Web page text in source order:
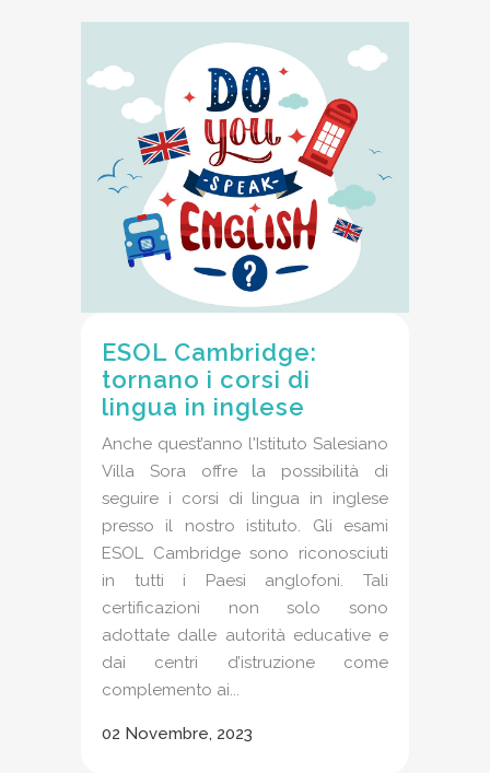
ESOL Cambridge:
tornano i corsi di
lingua in inglese
Anche quest’anno l'Istituto Salesiano
Villa Sora offre la possibilità di
seguire i corsi di lingua in inglese
presso il nostro istituto. Gli esami
ESOL Cambridge sono riconosciuti
in tutti i Paesi anglofoni. Tali
certificazioni non solo sono
adottate dalle autorità educative e
dai centri d’istruzione come
complemento ai...
02 Novembre, 2023